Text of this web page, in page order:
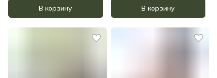
В корзину В корзину